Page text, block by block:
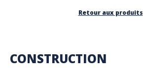
Retour aux produits
CONSTRUCTION